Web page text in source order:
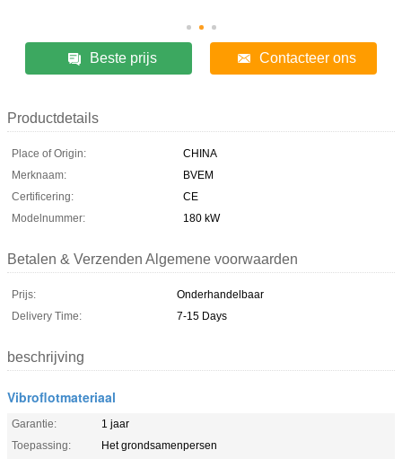
Beste prijs Contacteer ons
Productdetails
Place of Origin:
CHINA
Merknaam:
BVEM
Certificering:
CE
Modelnummer:
180 kW
Betalen & Verzenden Algemene voorwaarden
Prijs:
Onderhandelbaar
Delivery Time:
7-15 Days
beschrijving
Vibroflotmateriaal
Garantie:
1 jaar
Toepassing:
Het grondsamenpersen